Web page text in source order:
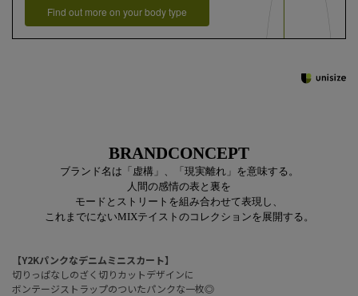
BRANDCONCEPT
ブランド名は「虚構」、「現実離れ」を意味する。
人間の感情の表と裏を
モードとストリートを組み合わせて表現し、
これまでにないMIXテイストのコレクションを展開する。
【Y2Kパンクなデニムミニスカート】
切りっぱなしのざく切りカットデザインに
ボンテージストラップのついたパンクな一枚◎
Find out more on your body type